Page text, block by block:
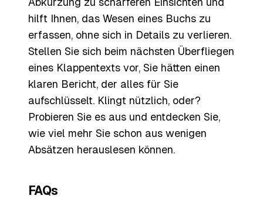
hilft Ihnen, das Wesen eines Buchs zu
erfassen, ohne sich in Details zu verlieren.
Stellen Sie sich beim nächsten Überfliegen
eines Klappentexts vor, Sie hätten einen
klaren Bericht, der alles für Sie
aufschlüsselt. Klingt nützlich, oder?
Probieren Sie es aus und entdecken Sie,
wie viel mehr Sie schon aus wenigen
Absätzen herauslesen können.
FAQs